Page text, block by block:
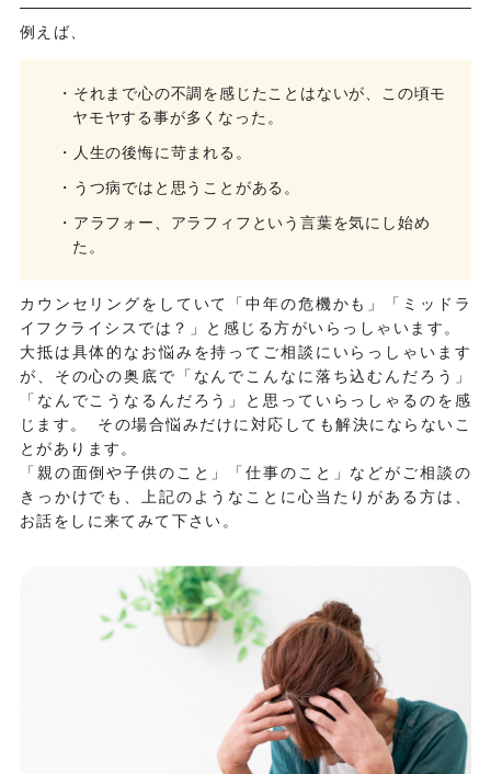
例えば、
・それまで心の不調を感じたことはないが、この頃モ
ヤモヤする事が多くなった。
・人生の後悔に苛まれる。
・うつ病ではと思うことがある。
・アラフォー、アラフィフという言葉を気にし始め
た。
カウンセリングをしていて「中年の危機かも」「ミッドラ
イフクライシスでは？」と感じる方がいらっしゃいます。
大抵は具体的なお悩みを持ってご相談にいらっしゃいます
が、その心の奥底で「なんでこんなに落ち込むんだろう」
「なんでこうなるんだろう」と思っていらっしゃるのを感
じます。 その場合悩みだけに対応しても解決にならないこ
とがあります。
「親の面倒や子供のこと」「仕事のこと」などがご相談の
きっかけでも、上記のようなことに心当たりがある方は、
お話をしに来てみて下さい。